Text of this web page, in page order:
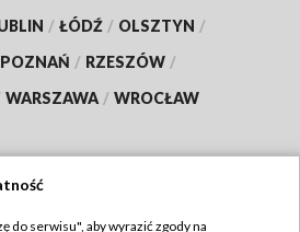
/ ŁÓDŹ / OLSZTYN /
POZNAŃ / RZESZÓW /
WARSZAWA / WROCŁAW
do serwisu", aby wyrazić zgody na